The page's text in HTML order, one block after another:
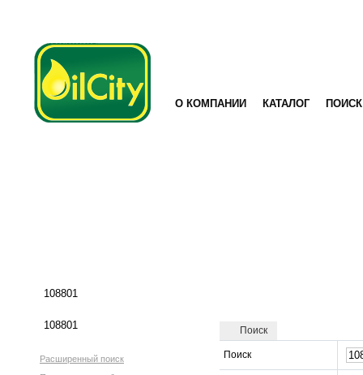
О КОМПАНИИ КАТАЛОГ ПОИСК
Расширенный поиск
Поиск
Поиск